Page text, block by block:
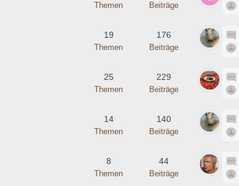
Themen Beiträge
19
Themen
176
Beiträge
25
Themen
229
Beiträge
14
Themen
140
Beiträge
8
Themen
44
Beiträge